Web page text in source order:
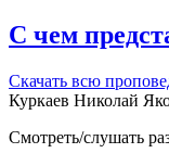
С чем
Скачать вcю
Куркаев Николай
Смотреть/слушать